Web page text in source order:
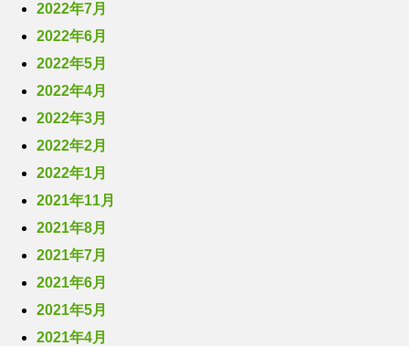
2022年7月
2022年6月
2022年5月
2022年4月
2022年3月
2022年2月
2022年1月
2021年11月
2021年8月
2021年7月
2021年6月
2021年5月
2021年4月